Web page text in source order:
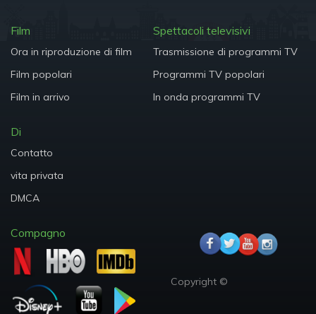
Film
Ora in riproduzione di film
Film popolari
Film in arrivo
Spettacoli televisivi
Trasmissione di programmi TV
Programmi TV popolari
In onda programmi TV
Di
Contatto
vita privata
DMCA
Compagno
Copyright ©